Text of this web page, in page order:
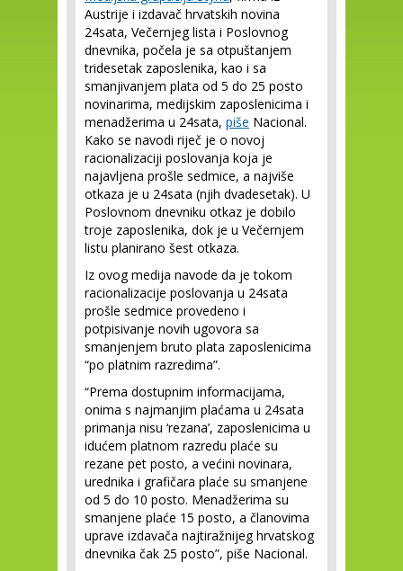
Austrije i izdavač hrvatskih novina
24sata, Večernjeg lista i Poslovnog
dnevnika, počela je sa otpuštanjem
tridesetak zaposlenika, kao i sa
smanjivanjem plata od 5 do 25 posto
novinarima, medijskim zaposlenicima i
menadžerima u 24sata, piše Nacional.
Kako se navodi riječ je o novoj
racionalizaciji poslovanja koja je
najavljena prošle sedmice, a najviše
otkaza je u 24sata (njih dvadesetak). U
Poslovnom dnevniku otkaz je dobilo
troje zaposlenika, dok je u Večernjem
listu planirano šest otkaza.
Iz ovog medija navode da je tokom
racionalizacije poslovanja u 24sata
prošle sedmice provedeno i
potpisivanje novih ugovora sa
smanjenjem bruto plata zaposlenicima
“po platnim razredima”.
“Prema dostupnim informacijama,
onima s najmanjim plaćama u 24sata
primanja nisu ‘rezana’, zaposlenicima u
idućem platnom razredu plaće su
rezane pet posto, a većini novinara,
urednika i grafičara plaće su smanjene
od 5 do 10 posto. Menadžerima su
smanjene plaće 15 posto, a članovima
uprave izdavača najtiražnijeg hrvatskog
dnevnika čak 25 posto”, piše Nacional.